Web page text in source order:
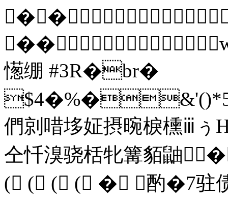
��
憽绷 #3R�br�
們剠唶垑姃摂晼棙櫄ⅲぅ
仝忏溴骁栝牝篝貊鼬
( ( ( ( � 酌�7驻债